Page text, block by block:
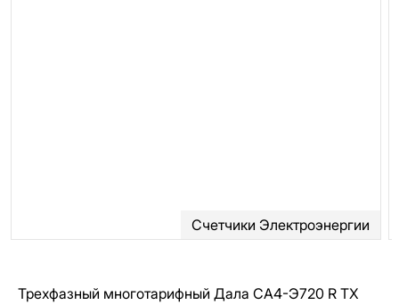
Счетчики Электроэнергии
Трехфазный многотарифный Дала CA4-Э720 R ТХ